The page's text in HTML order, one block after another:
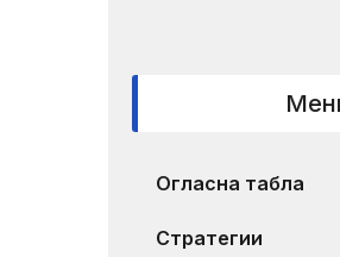
Огласна табла
Стратегии